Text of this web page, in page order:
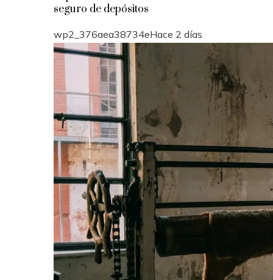
seguro de depósitos
wp2_376aea38734eHace 2 días